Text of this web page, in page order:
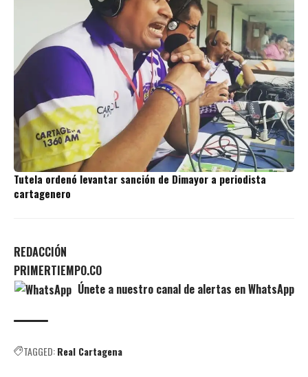
Tutela ordenó levantar sanción de Dimayor a periodista
cartagenero
REDACCIÓN
PRIMERTIEMPO.CO
Únete a nuestro canal de alertas en WhatsApp
TAGGED:Real Cartagena